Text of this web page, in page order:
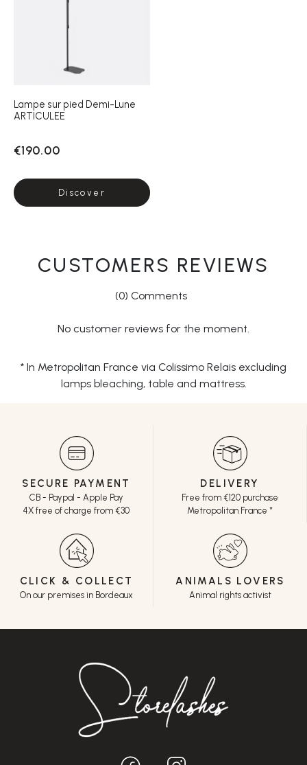
Lampe sur pied Demi-Lune
ARTICULEE
€190.00
Discover
CUSTOMERS REVIEWS
(0) Comments
No customer reviews for the moment.
* In Metropolitan France via Colissimo Relais excluding
lamps bleaching, table and mattress.
SECURE PAYMENT
CB - Paypal - Apple Pay
4X free of charge from €30
DELIVERY
Free from €120 purchase
Metropolitan France *
CLICK & COLLECT
On our premises in Bordeaux
ANIMALS LOVERS
Animal rights activist